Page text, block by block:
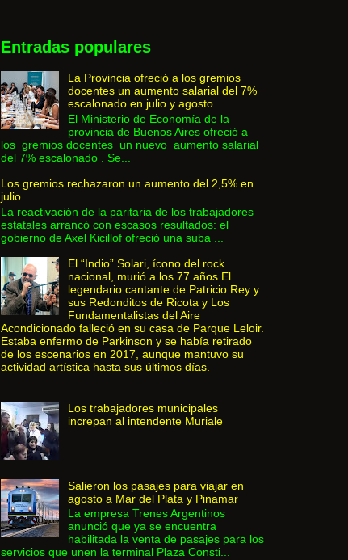
Entradas populares
La Provincia ofreció a los gremios
docentes un aumento salarial del 7%
escalonado en julio y agosto
El Ministerio de Economía de la
provincia de Buenos Aires ofreció a
los gremios docentes un nuevo aumento salarial
del 7% escalonado . Se...
Los gremios rechazaron un aumento del 2,5% en
julio
La reactivación de la paritaria de los trabajadores
estatales arrancó con escasos resultados: el
gobierno de Axel Kicillof ofreció una suba ...
El “Indio” Solari, ícono del rock
nacional, murió a los 77 años El
legendario cantante de Patricio Rey y
sus Redonditos de Ricota y Los
Fundamentalistas del Aire
Acondicionado falleció en su casa de Parque Leloir.
Estaba enfermo de Parkinson y se había retirado
de los escenarios en 2017, aunque mantuvo su
actividad artística hasta sus últimos días.
Los trabajadores municipales
increpan al intendente Muriale
Salieron los pasajes para viajar en
agosto a Mar del Plata y Pinamar
La empresa Trenes Argentinos
anunció que ya se encuentra
habilitada la venta de pasajes para los
servicios que unen la terminal Plaza Consti...